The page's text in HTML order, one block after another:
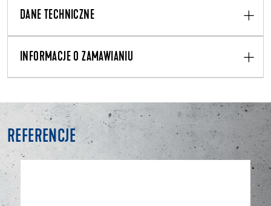
DANE TECHNICZNE
INFORMACJE O ZAMAWIANIU
REFERENCJE